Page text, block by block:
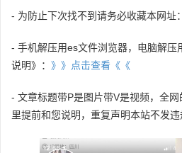
- 为防止下次找不到请务必收藏本网址：
- 手机解压用es文件浏览器，电脑解压
说明》： 》》点击查看《《
- 文章标题带P是图片带V是视频，全
里提前和您说明，重复声明本站不发